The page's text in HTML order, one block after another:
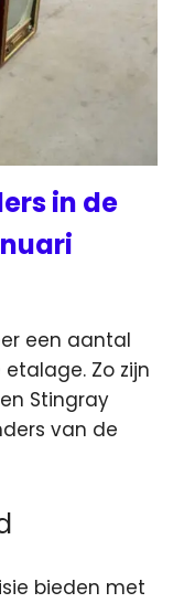
in de
een aantal
Zo zijn
Stingray
van de
bieden met